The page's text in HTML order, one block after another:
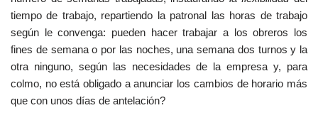
tiempo de trabajo, repartiendo la patronal las horas de trabajo
según le convenga: pueden hacer trabajar a los obreros los
fines de semana o por las noches, una semana dos turnos y la
otra ninguno, según las necesidades de la empresa y, para
colmo, no está obligado a anunciar los cambios de horario más
que con unos días de antelación?